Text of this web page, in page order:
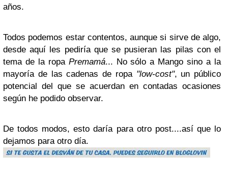
años.
Todos podemos estar contentos, aunque si sirve de algo,
desde aquí les pediría que se pusieran las pilas con el
tema de la ropa Premamá... No sólo a Mango sino a la
mayoría de las cadenas de ropa "low-cost", un público
potencial del que se acuerdan en contadas ocasiones
según he podido observar.
De todos modos, esto daría para otro post....así que lo
dejamos para otro día.